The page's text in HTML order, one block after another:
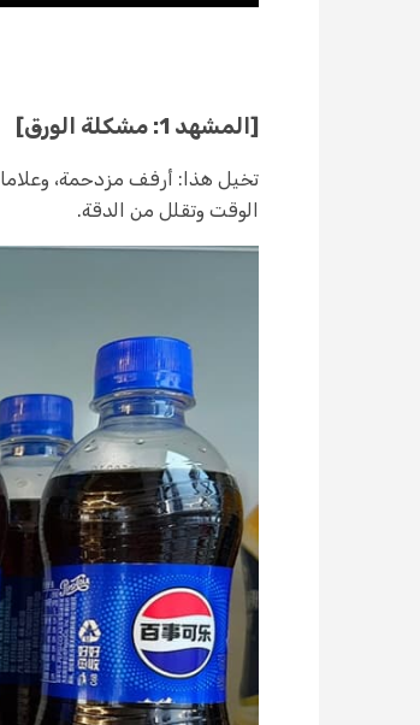
[المشهد 1: مشكلة الورق]
تخيل هذا: أرفف مزدحمة،
الوقت وتقلل من الدقة.